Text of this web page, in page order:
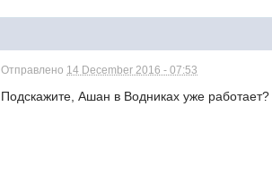
Отправлено 14 December 2016 - 07:53
Подскажите, Ашан в Водниках уже работает?